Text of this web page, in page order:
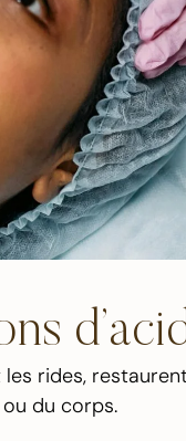
rides,
du corps.